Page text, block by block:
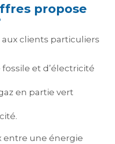
propose
clients particuliers
et d’électricité
en partie vert
entre une énergie